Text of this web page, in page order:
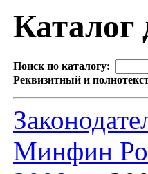
Каталог
Поиск по каталогу:
Реквизитный и
Минфин